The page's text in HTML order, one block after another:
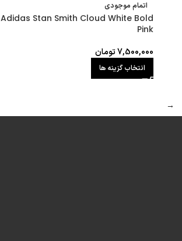
اتمام موجودی
Adidas Stan Smith Cloud White Bold
Pink
7,500,000تومان
انتخاب گزینه ها
→